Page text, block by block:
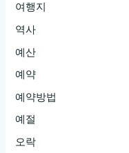
여행지
역사
예산
예약
예약방법
예절
오락